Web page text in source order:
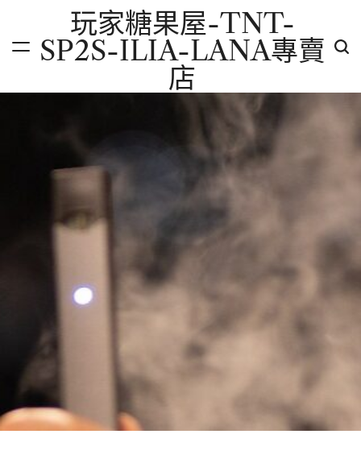
content
玩家糖果屋-TNT-
SP2S-ILIA-LANA專賣
店